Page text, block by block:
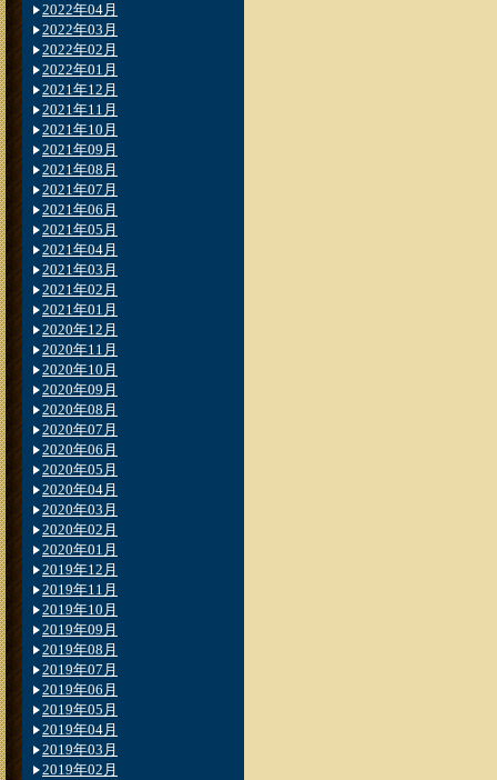
2022年04月
2022年03月
2022年02月
2022年01月
2021年12月
2021年11月
2021年10月
2021年09月
2021年08月
2021年07月
2021年06月
2021年05月
2021年04月
2021年03月
2021年02月
2021年01月
2020年12月
2020年11月
2020年10月
2020年09月
2020年08月
2020年07月
2020年06月
2020年05月
2020年04月
2020年03月
2020年02月
2020年01月
2019年12月
2019年11月
2019年10月
2019年09月
2019年08月
2019年07月
2019年06月
2019年05月
2019年04月
2019年03月
2019年02月